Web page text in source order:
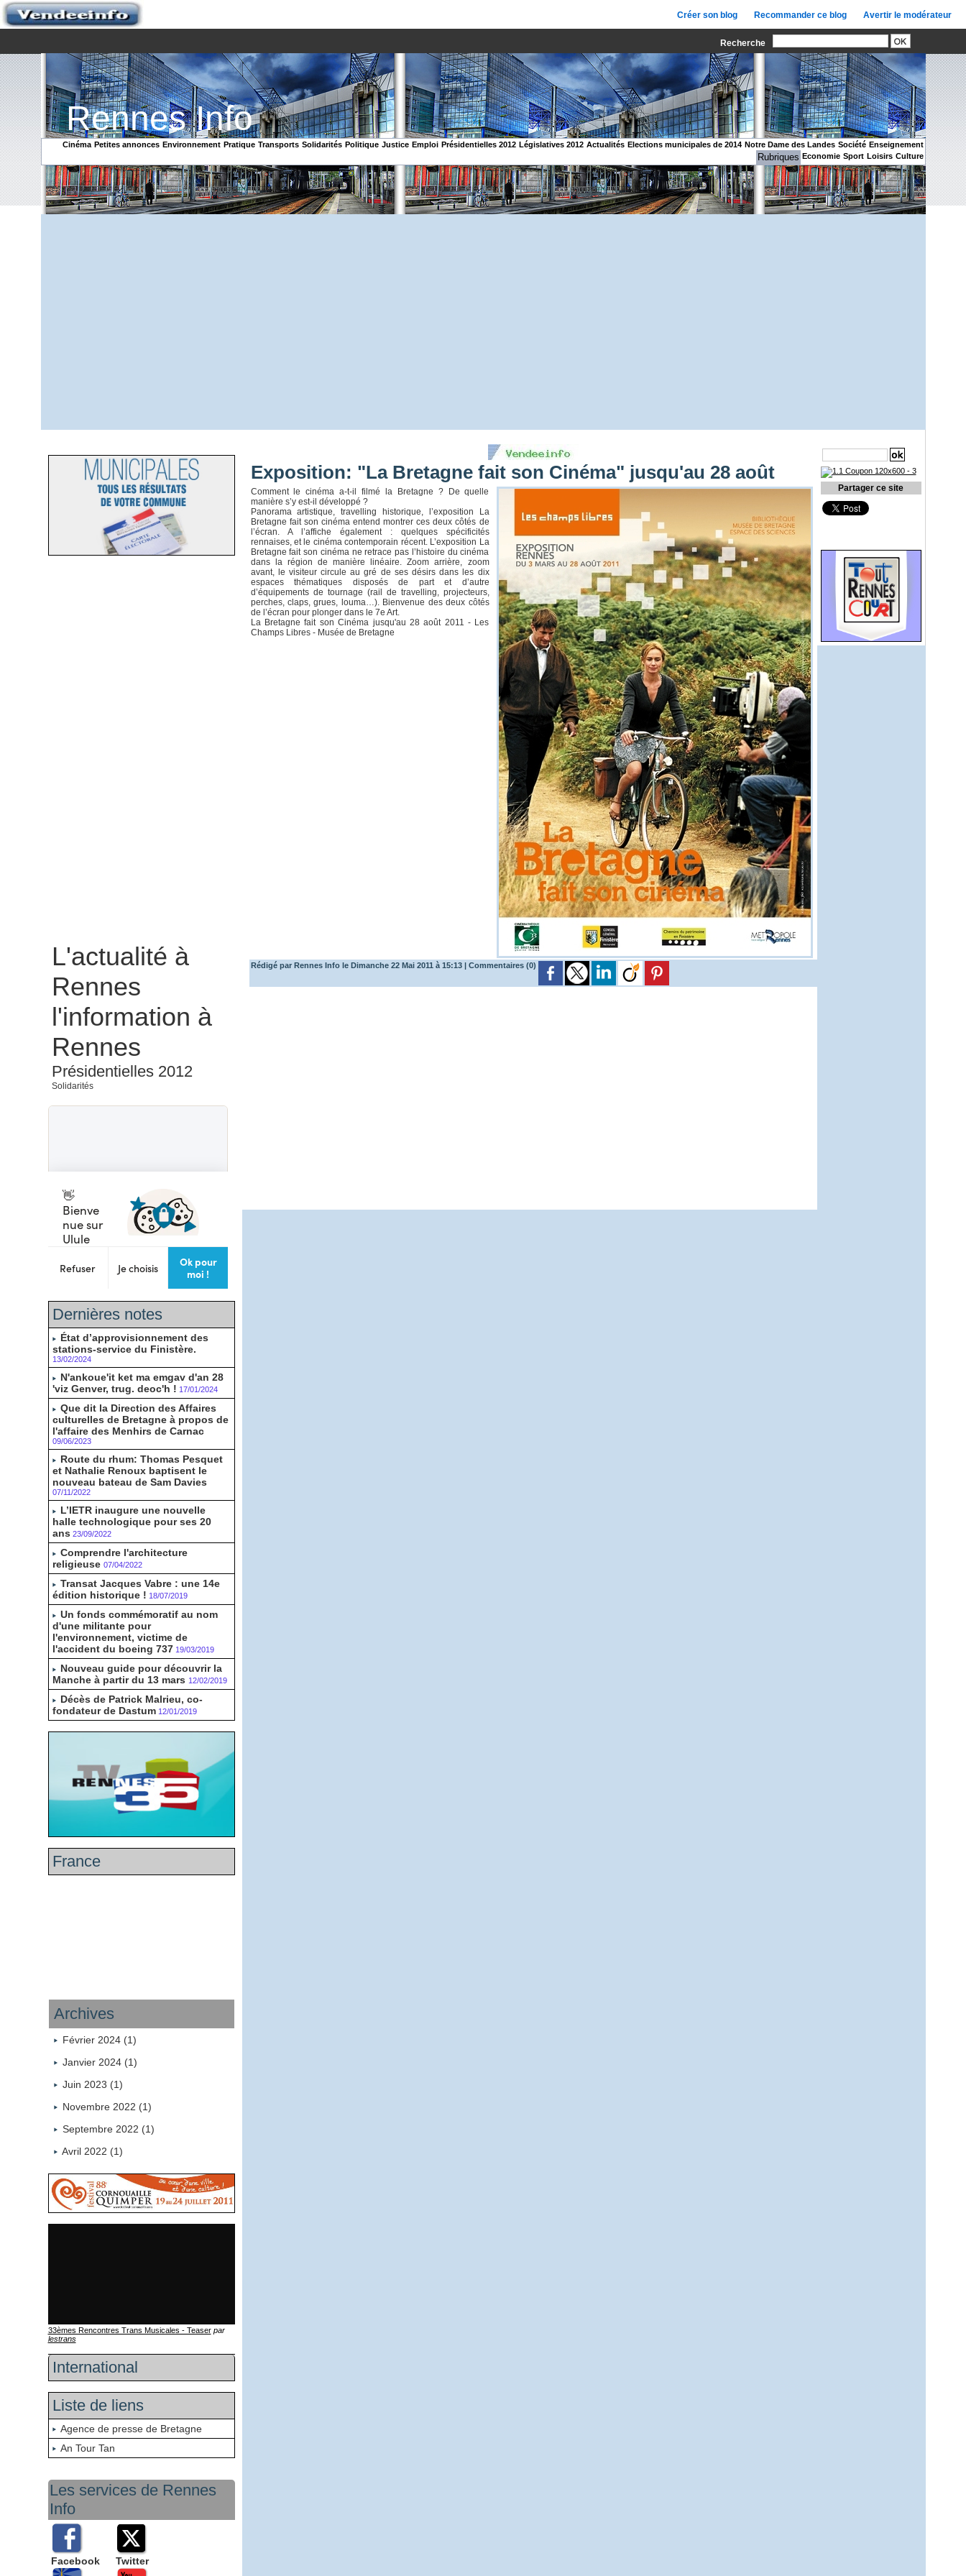
Créer son blog Recommander ce blog Avertir le modérateur
Recherche
Rennes Info
Enseignement
Société
Notre Dame des Landes
Elections municipales de 2014
Actualités
Législatives 2012
Présidentielles 2012
Emploi
Justice
Politique
Solidarités
Transports
Pratique
Environnement
Petites annonces
Cinéma
Culture
Loisirs
Sport
Economie
Rubriques
L'actualité à
Rennes
l'information à
Rennes
Présidentielles 2012
Solidarités
Dernières notes
État d’approvisionnement des
stations-service du Finistère.
13/02/2024
N'ankoue'it ket ma emgav d'an 28
'viz Genver, trug. deoc'h ! 17/01/2024
Que dit la Direction des Affaires
culturelles de Bretagne à propos de
l'affaire des Menhirs de Carnac
09/06/2023
Route du rhum: Thomas Pesquet
et Nathalie Renoux baptisent le
nouveau bateau de Sam Davies
07/11/2022
L’IETR inaugure une nouvelle
halle technologique pour ses 20
ans 23/09/2022
Comprendre l'architecture
religieuse 07/04/2022
Transat Jacques Vabre : une 14e
édition historique ! 18/07/2019
Un fonds commémoratif au nom
d'une militante pour
l'environnement, victime de
l'accident du boeing 737 19/03/2019
Nouveau guide pour découvrir la
Manche à partir du 13 mars 12/02/2019
Décès de Patrick Malrieu, co-
fondateur de Dastum 12/01/2019
France
Archives
Février 2024 (1)
Janvier 2024 (1)
Juin 2023 (1)
Novembre 2022 (1)
Septembre 2022 (1)
Avril 2022 (1)
33èmes Rencontres Trans Musicales - Teaser par
lestrans
International
Liste de liens
Agence de presse de Bretagne
An Tour Tan
Les services de Rennes
Info
Facebook Twitter
Exposition: "La Bretagne fait son Cinéma" jusqu'au 28 août
Comment le cinéma a-t-il filmé la Bretagne ? De quelle
manière s’y est-il développé ?
Panorama artistique, travelling historique, l’exposition La
Bretagne fait son cinéma entend montrer ces deux côtés de
l’écran. A l’affiche également : quelques spécificités
rennaises, et le cinéma contemporain récent. L’exposition La
Bretagne fait son cinéma ne retrace pas l’histoire du cinéma
dans la région de manière linéaire. Zoom arrière, zoom
avant, le visiteur circule au gré de ses désirs dans les dix
espaces thématiques disposés de part et d’autre
d’équipements de tournage (rail de travelling, projecteurs,
perches, claps, grues, louma…). Bienvenue des deux côtés
de l’écran pour plonger dans le 7e Art.
La Bretagne fait son Cinéma jusqu'au 28 août 2011 - Les
Champs Libres - Musée de Bretagne
Rédigé par Rennes Info le Dimanche 22 Mai 2011 à 15:13 | Commentaires (0)
Partager ce site